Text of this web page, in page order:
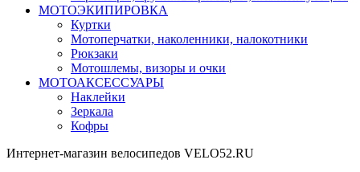
МОТОЭКИПИРОВКА
Куртки
Мотоперчатки, наколенники, налокотники
Рюкзаки
Мотошлемы, визоры и очки
МОТОАКСЕССУАРЫ
Наклейки
Зеркала
Кофры
Интернет-магазин велосипедов VELO52.RU